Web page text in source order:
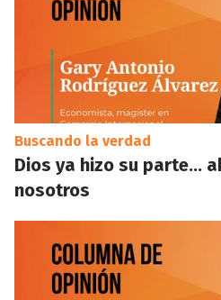
Buscando la verdad
Dios ya hizo su parte…
nosotros